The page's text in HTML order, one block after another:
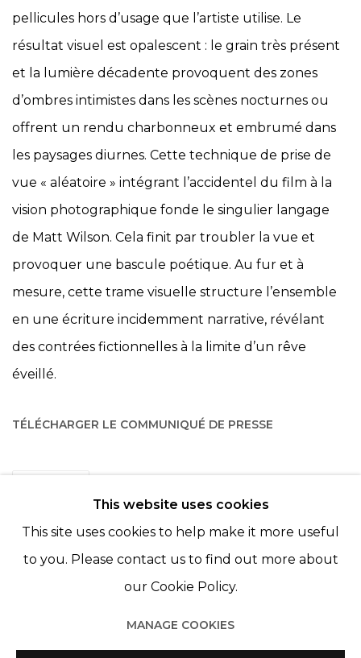
pellicules hors d’usage que l’artiste utilise. Le
résultat visuel est opalescent : le grain très présent
et la lumière décadente provoquent des zones
d’ombres intimistes dans les scènes nocturnes ou
offrent un rendu charbonneux et embrumé dans
les paysages diurnes. Cette technique de prise de
vue « aléatoire » intégrant l’accidentel du film à la
vision photographique fonde le singulier langage
de Matt Wilson. Cela finit par troubler la vue et
provoquer une bascule poétique. Au fur et à
mesure, cette trame visuelle structure l’ensemble
en une écriture incidemment narrative, révélant
des contrées fictionnelles à la limite d’un rêve
éveillé.
TÉLÉCHARGER LE COMMUNIQUÉ DE PRESSE
This website uses cookies
This site uses cookies to help make it more useful
to you. Please contact us to find out more about
our Cookie Policy.
MANAGE COOKIES